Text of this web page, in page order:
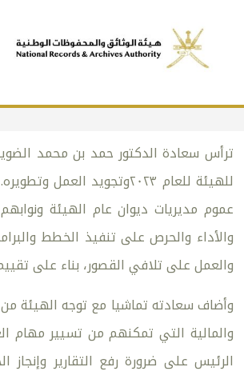
ترأس سعادة الدكتور حمد بن محمد
للهيئة للعام
عموم مديريات ديوان عام الهيئة
والأداء والحرص على تنفيذ الخطط
والعمل على تلافي القصور، بناء على
وأضاف سعادته تماشيا مع توجه الهيئة
والمالية التي تمكنهم من تسيير مهام
الرئيس على ضرورة رفع التقارير